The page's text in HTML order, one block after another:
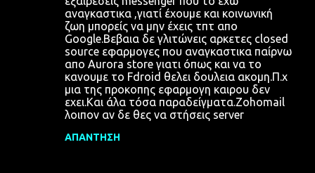
αναγκαστικα ,γιατί έχουμε και κοινωνική
ζωη μπορείς να μην έχεις τπτ απο
Google.Βεβαια δε γλιτώνεις αρκετες closed
source εφαρμογες που αναγκαστικα παίρνω
απο Aurora store γιατι όπως και να το
κανουμε το Fdroid θελει δουλεια ακομη.Π.χ
μια της προκοπης εφαρμογη καιρου δεν
εχει.Και άλα τόσα παραδείγματα.Ζοhomail
λοιπον αν δε θες να στήσεις server
ΑΠΆΝΤΗΣΗ